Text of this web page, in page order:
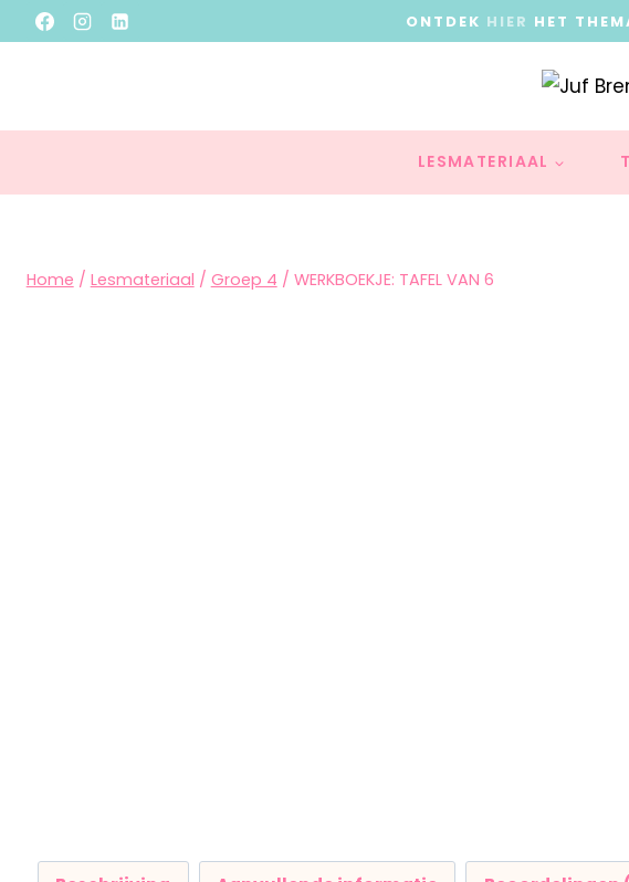
ONTDEK HIER HET
LESMATERIAAL
Home / Lesmateriaal / Groep 4 / WERKBOEKJE: TAFEL VAN 6